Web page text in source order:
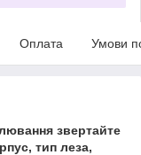
Оплата Умови
звертайте
тип леза,